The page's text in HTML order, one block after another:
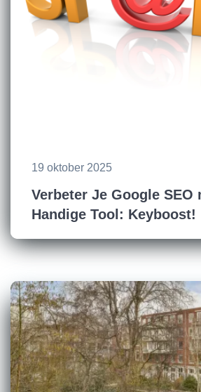
19 oktober 2025
Verbeter Je Google SEO
Handige Tool: Keyboost!